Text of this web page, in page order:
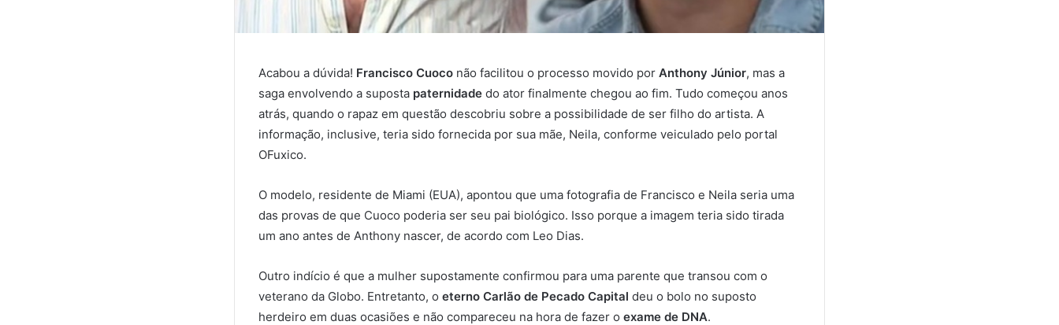
Acabou a dúvida! Francisco Cuoco não facilitou o processo movido por Anthony Júnior, mas a
saga envolvendo a suposta paternidade do ator finalmente chegou ao fim. Tudo começou anos
atrás, quando o rapaz em questão descobriu sobre a possibilidade de ser filho do artista. A
informação, inclusive, teria sido fornecida por sua mãe, Neila, conforme veiculado pelo portal
OFuxico.
O modelo, residente de Miami (EUA), apontou que uma fotografia de Francisco e Neila seria uma
das provas de que Cuoco poderia ser seu pai biológico. Isso porque a imagem teria sido tirada
um ano antes de Anthony nascer, de acordo com Leo Dias.
Outro indício é que a mulher supostamente confirmou para uma parente que transou com o
veterano da Globo. Entretanto, o eterno Carlão de Pecado Capital deu o bolo no suposto
herdeiro em duas ocasiões e não compareceu na hora de fazer o exame de DNA.